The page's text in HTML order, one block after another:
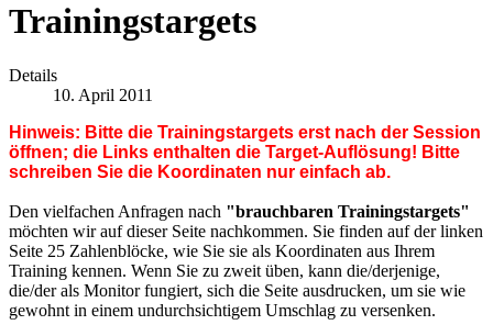
Trainingstargets
Details
10. April 2011
Hinweis: Bitte die Trainingstargets erst nach der Session
öffnen; die Links enthalten die Target-Auflösung! Bitte
schreiben Sie die Koordinaten nur einfach ab.
Den vielfachen Anfragen nach "brauchbaren Trainingstargets"
möchten wir auf dieser Seite nachkommen. Sie finden auf der linken
Seite 25 Zahlenblöcke, wie Sie sie als Koordinaten aus Ihrem
Training kennen. Wenn Sie zu zweit üben, kann die/derjenige,
die/der als Monitor fungiert, sich die Seite ausdrucken, um sie wie
gewohnt in einem undurchsichtigem Umschlag zu versenken.